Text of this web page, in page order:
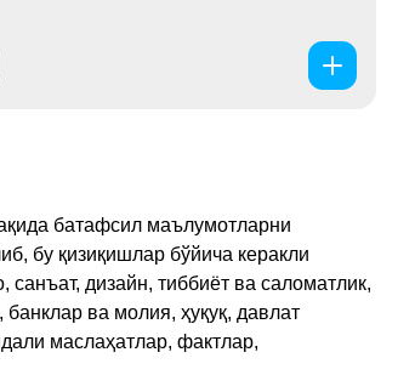
батафсил маълумотларни
бу қизиқишлар бўйича керакли
дизайн, тиббиёт ва саломатлик,
ва молия, ҳуқуқ, давлат
маслаҳатлар, фактлар,